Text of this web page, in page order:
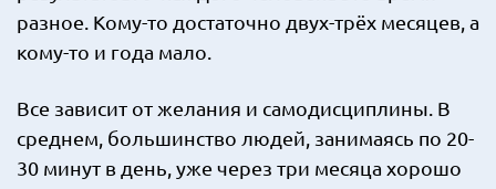
разное. Кому-то достаточно двух-трёх месяцев, а
кому-то и года мало.
Все зависит от желания и самодисциплины. В
среднем, большинство людей, занимаясь по 20-
30 минут в день, уже через три месяца хорошо